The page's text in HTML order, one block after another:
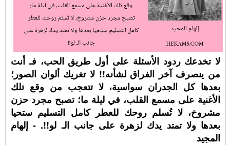
لا تخدعك ردود الأسئلة على أول طريق الحب، فـ أنت
من ينصرف آخر الفراق لشأنه!! لا تغريك ألوان الصور؛
بعدها كل الجدران سواسية، لا تتعجب من وقع تلك
الأغنية على مسمع القلب، في ليلة ما؛ تصبح مجرد حزن
مشروخ، لا تُسلم روحك للعطر كامل التسليم ستحيا
بعدها ولا تمتد يدك لزهرة على جانب الـ لو!!. - إلهام
المجيد